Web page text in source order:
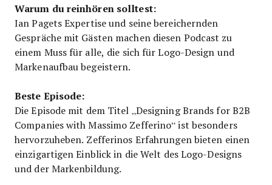
Warum du reinhören solltest:
Ian Pagets Expertise und seine bereichernden
Gespräche mit Gästen machen diesen Podcast zu
einem Muss für alle, die sich für Logo-Design und
Markenaufbau begeistern.
Beste Episode:
Die Episode mit dem Titel „Designing Brands for B2B
Companies with Massimo Zefferino“ ist besonders
hervorzuheben. Zefferinos Erfahrungen bieten einen
einzigartigen Einblick in die Welt des Logo-Designs
und der Markenbildung.